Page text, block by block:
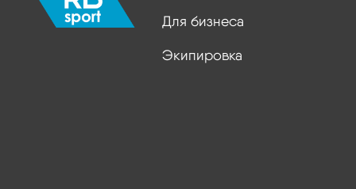
Для бизнеса
Экипировка